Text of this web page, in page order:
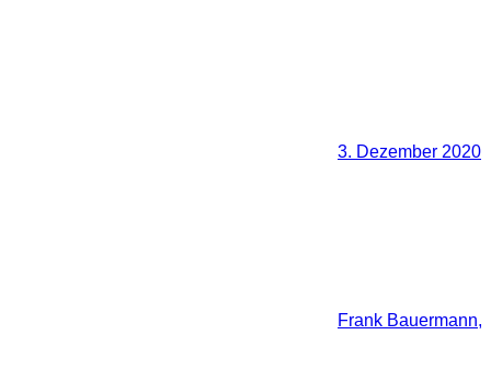
3. Dezember 2020
Frank Bauermann,